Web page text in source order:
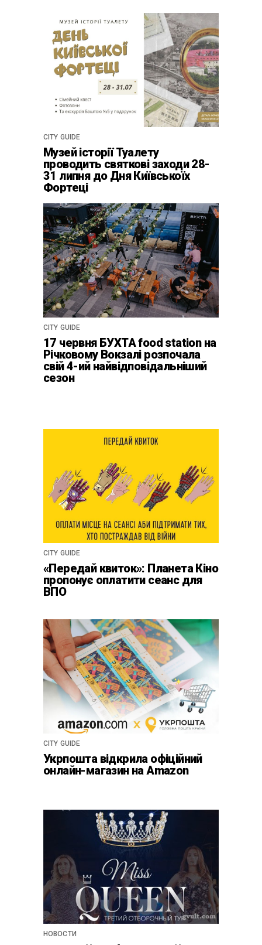
CITY GUIDE
Музей історії Туалету
проводить святкові заходи 28-
31 липня до Дня Київськоїх
Фортеці
CITY GUIDE
17 червня БУХТА food station на
Річковому Вокзалі розпочала
свій 4-ий найвідповідальніший
сезон
CITY GUIDE
«Передай квиток»: Планета Кіно
пропонує оплатити сеанс для
ВПО
CITY GUIDE
Укрпошта відкрила офіційний
онлайн-магазин на Amazon
НОВОСТИ